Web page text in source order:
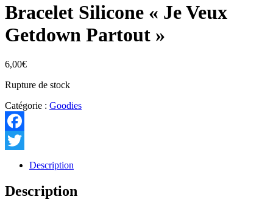
Bracelet Silicone « Je Veux
Getdown Partout »
6,00€
Rupture de stock
Catégorie : Goodies
Facebook
Twitter
Description
Description